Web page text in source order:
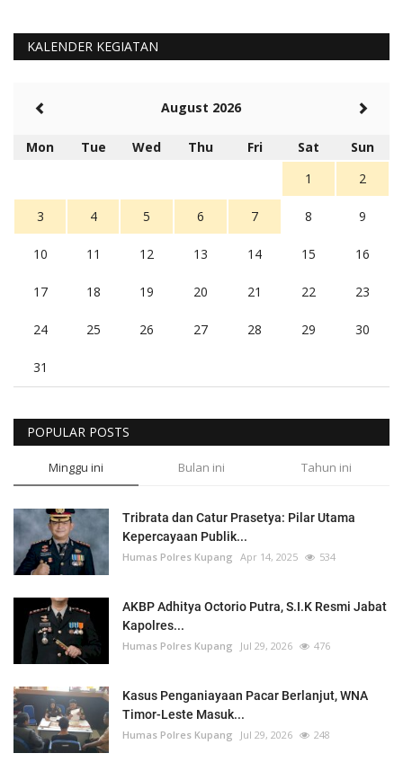
KALENDER KEGIATAN
August 2026
Mon Tue Wed Thu Fri Sat
Sun
1
2
3 4 5 6 7 8 9
10 11 12 13 14 15 16
17 18 19 20 21 22 23
24 25 26 27 28 29 30
31
POPULAR POSTS
Minggu ini Bulan ini Tahun ini
Tribrata dan Catur Prasetya: Pilar Utama
Kepercayaan Publik...
Humas Polres Kupang Apr 14, 2025 534
AKBP Adhitya Octorio Putra, S.I.K Resmi Jabat
Kapolres...
Humas Polres Kupang Jul 29, 2026 476
Kasus Penganiayaan Pacar Berlanjut, WNA
Timor-Leste Masuk...
Humas Polres Kupang Jul 29, 2026 248